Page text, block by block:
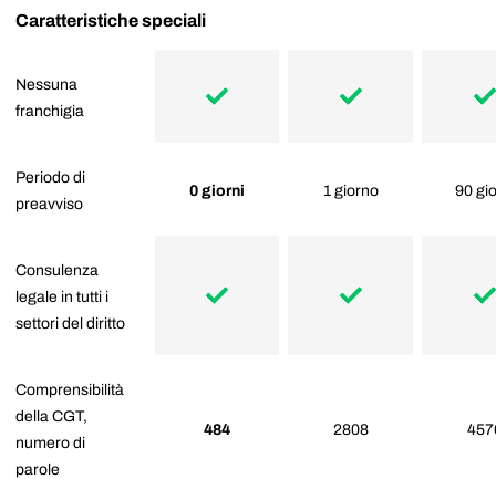
Caratteristiche speciali
Nessuna
franchigia
Periodo di
preavviso
0 giorni 1 giorno 90
Consulenza
legale in tutti i
settori del diritto
Comprensibilità
della CGT,
numero di
parole
484 2808